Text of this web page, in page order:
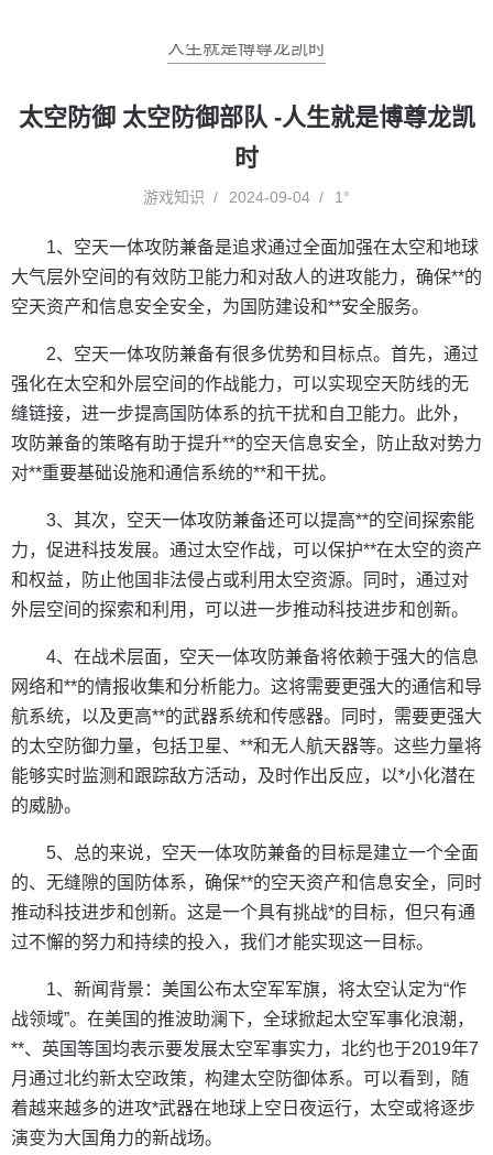
人生就是博尊龙凯时
太空防御 太空防御部队 -人生就是博尊龙凯
时
游戏知识 2024-09-04 1°
1、空天一体攻防兼备是追求通过全面加强在太空和地球
大气层外空间的有效防卫能力和对敌人的进攻能力，确保**的
空天资产和信息安全安全，为国防建设和**安全服务。
2、空天一体攻防兼备有很多优势和目标点。首先，通过
强化在太空和外层空间的作战能力，可以实现空天防线的无
缝链接，进一步提高国防体系的抗干扰和自卫能力。此外，
攻防兼备的策略有助于提升**的空天信息安全，防止敌对势力
对**重要基础设施和通信系统的**和干扰。
3、其次，空天一体攻防兼备还可以提高**的空间探索能
力，促进科技发展。通过太空作战，可以保护**在太空的资产
和权益，防止他国非法侵占或利用太空资源。同时，通过对
外层空间的探索和利用，可以进一步推动科技进步和创新。
4、在战术层面，空天一体攻防兼备将依赖于强大的信息
网络和**的情报收集和分析能力。这将需要更强大的通信和导
航系统，以及更高**的武器系统和传感器。同时，需要更强大
的太空防御力量，包括卫星、**和无人航天器等。这些力量将
能够实时监测和跟踪敌方活动，及时作出反应，以*小化潜在
的威胁。
5、总的来说，空天一体攻防兼备的目标是建立一个全面
的、无缝隙的国防体系，确保**的空天资产和信息安全，同时
推动科技进步和创新。这是一个具有挑战*的目标，但只有通
过不懈的努力和持续的投入，我们才能实现这一目标。
1、新闻背景：美国公布太空军军旗，将太空认定为“作
战领域”。在美国的推波助澜下，全球掀起太空军事化浪潮，
**、英国等国均表示要发展太空军事实力，北约也于2019年7
月通过北约新太空政策，构建太空防御体系。可以看到，随
着越来越多的进攻*武器在地球上空日夜运行，太空或将逐步
演变为大国角力的新战场。